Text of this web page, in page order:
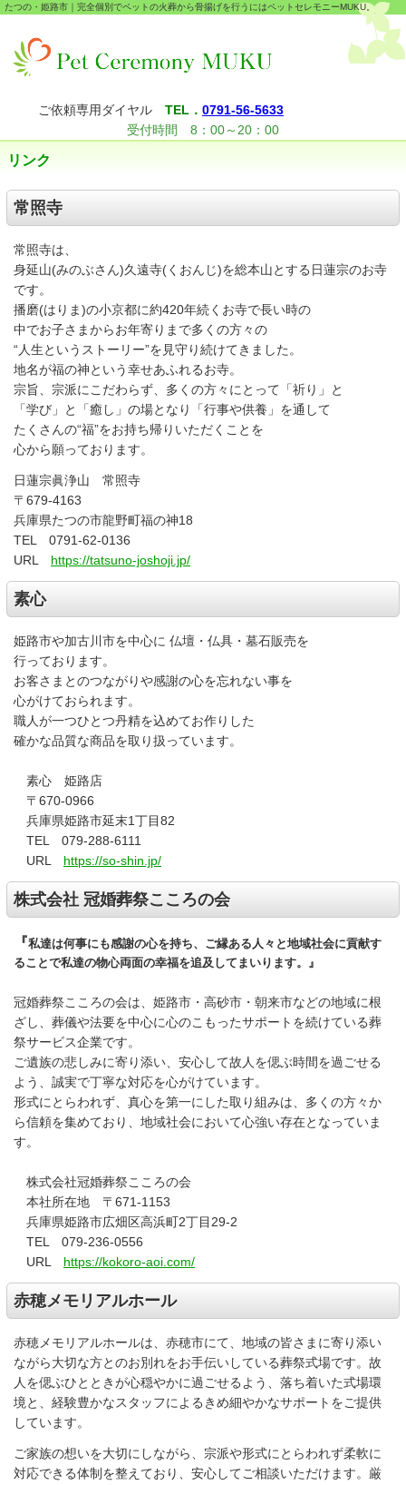
たつの・姫路市｜完全個別でペットの火葬から骨揚げを行うにはペットセレモニーMUKU。
ご依頼専用ダイヤル TEL． 0791-56-5633
受付時間 8：00～20：00
リンク
常照寺
常照寺は、
身延山(みのぶさん)久遠寺(くおんじ)を総本山とする日蓮宗のお寺
です。
播磨(はりま)の小京都に約420年続くお寺で長い時の
中でお子さまからお年寄りまで多くの方々の
“人生というストーリー”を見守り続けてきました。
地名が福の神という幸せあふれるお寺。
宗旨、宗派にこだわらず、多くの方々にとって「祈り」と
「学び」と「癒し」の場となり「行事や供養」を通して
たくさんの“福”をお持ち帰りいただくことを
心から願っております。
日蓮宗眞浄山 常照寺
〒679-4163
兵庫県たつの市龍野町福の神18
TEL 0791-62-0136
URL https://tatsuno-joshoji.jp/
素心
姫路市や加古川市を中心に 仏壇・仏具・墓石販売を
行っております。
お客さまとのつながりや感謝の心を忘れない事を
心がけておられます。
職人が一つひとつ丹精を込めてお作りした
確かな品質な商品を取り扱っています。
素心 姫路店
〒670-0966
兵庫県姫路市延末1丁目82
TEL 079-288-6111
URL https://so-shin.jp/
株式会社 冠婚葬祭こころの会
『私達は何事にも感謝の心を持ち、ご縁ある人々と地域社会に貢献す
ることで私達の物心両面の幸福を追及してまいります。』
冠婚葬祭こころの会は、姫路市・高砂市・朝来市などの地域に根
ざし、葬儀や法要を中心に心のこもったサポートを続けている葬
祭サービス企業です。
ご遺族の悲しみに寄り添い、安心して故人を偲ぶ時間を過ごせる
よう、誠実で丁寧な対応を心がけています。
形式にとらわれず、真心を第一にした取り組みは、多くの方々か
ら信頼を集めており、地域社会において心強い存在となっていま
す。
株式会社冠婚葬祭こころの会
本社所在地 〒671-1153
兵庫県姫路市広畑区高浜町2丁目29-2
TEL 079-236-0556
URL https://kokoro-aoi.com/
赤穂メモリアルホール
赤穂メモリアルホールは、赤穂市にて、地域の皆さまに寄り添い
ながら大切な方とのお別れをお手伝いしている葬祭式場です。故
人を偲ぶひとときが心穏やかに過ごせるよう、落ち着いた式場環
境と、経験豊かなスタッフによるきめ細やかなサポートをご提供
しています。
ご家族の想いを大切にしながら、宗派や形式にとらわれず柔軟に
対応できる体制を整えており、安心してご相談いただけます。厳